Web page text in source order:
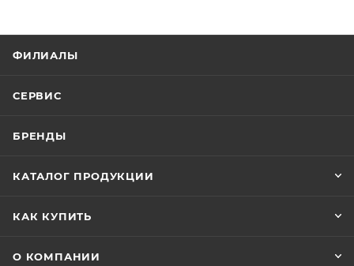
ФИЛИАЛЫ
СЕРВИС
БРЕНДЫ
КАТАЛОГ ПРОДУКЦИИ
КАК КУПИТЬ
О КОМПАНИИ